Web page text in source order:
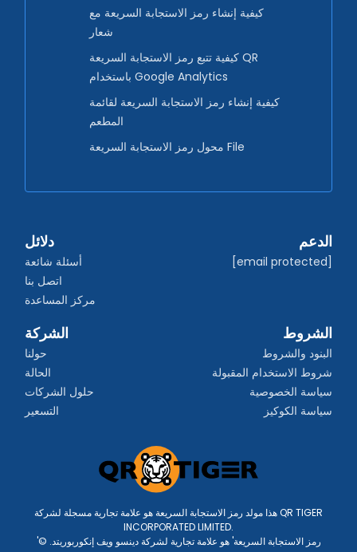
كيفية إنشاء رمز الاستجابة السريعة مع
شعار
كيفية تتبع رمز الاستجابة السريعة QR
باستخدام Google Analytics
كيفية إنشاء رمز الاستجابة السريعة لقائمة
المطعم
محول رمز الاستجابة السريعة File
دلائل
أسئلة شائعة
اتصل بنا
مركز المساعدة
الدعم
[email protected]
الشركة
حولنا
الحالة
حلول الشركات
التسعير
الشروط
البنود والشروط
شروط الاستخدام المقبولة
سياسة الخصوصية
سياسة الكوكيز
هذا مولد رمز الاستجابة السريعة هو علامة تجارية مسجلة لشركة QR TIGER
INCORPORATED LIMITED.
'رمز الاستجابة السريعة' هو علامة تجارية لشركة دينسو ويف إنكوربوريتد. ©